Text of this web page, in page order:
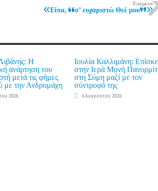
Επόμενο
«Είπα, “σ’ ευχαριστώ Θεέ μου”»
Η
ανάρτηση του
μετά τις φήμες
με την Ανδρομάχη
2026
Ιουλία Καλλιμάνη:
στην Ιερά Μονή
στη Σύμη μαζί με τον
σύντροφό της
6 Αυγούστου 2026